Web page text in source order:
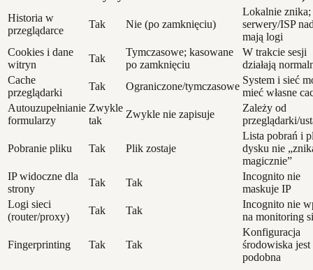
Historia w
przeglądarce
Tak Nie (po zamknięciu)
Lokalnie znika;
serwery/ISP
mają logi
Cookies i dane
witryn
Tak
Tymczasowe; kasowane
po zamknięciu
W trakcie sesji
działają
Cache
przeglądarki
Tak Ograniczone/tymczasowe
System i sieć
mieć własne
Autouzupełnianie
formularzy
Zwykle
tak
Zwykle nie zapisuje
Zależy od
przeglądarki/
Pobranie pliku Tak Plik zostaje
Lista pobrań i
dysku nie
magicznie”
IP widoczne dla
strony
Tak Tak
Incognito nie
maskuje IP
Logi sieci
(router/proxy)
Tak Tak
Incognito nie
na monitoring
Fingerprinting Tak Tak
Konfiguracja
środowiska jest
podobna